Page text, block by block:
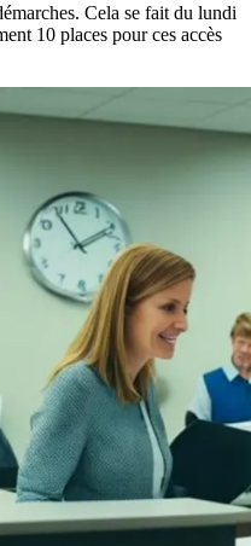
Cela se fait du lundi
10 places pour ces accès